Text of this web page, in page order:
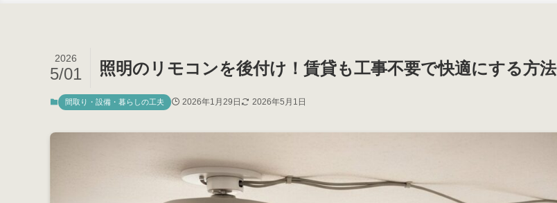
照明のリモコンを後付け！賃貸も工事不要で快適にする方法
2026
5/01
間取り・設備・暮らしの工夫 2026年1月29日 2026年5月1日